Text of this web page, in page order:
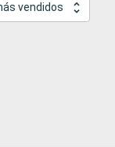
vendidos